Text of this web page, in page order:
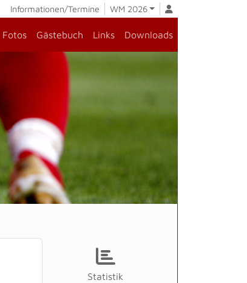
Informationen/Termine WM 2026
Fotos Gästebuch Links Downloads
Statistik